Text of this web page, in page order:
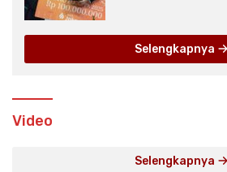
Selengkapnya
Video
Selengkapnya